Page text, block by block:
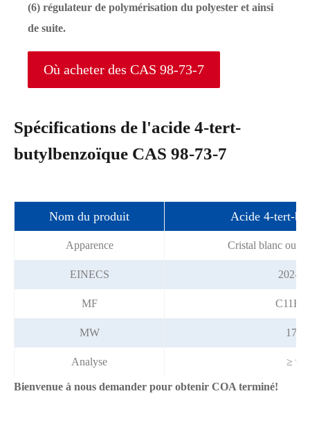
(6) régulateur de polymérisation du polyester et ainsi
de suite.
Où acheter des CAS 98-73-7
Spécifications de l'acide 4-tert-
butylbenzoïque CAS 98-73-7
Nom du produit Acide 4-tert-
Apparence Cristal blanc ou
EINECS 202-
MF
MW
Analyse ≥
Bienvenue à nous demander pour obtenir COA terminé!